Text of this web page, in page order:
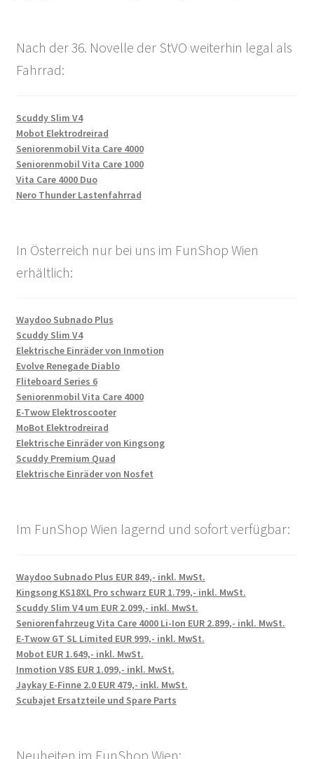
Nach der 36. Novelle der StVO weiterhin legal als
Fahrrad:
Scuddy Slim V4
Mobot Elektrodreirad
Seniorenmobil Vita Care 4000
Seniorenmobil Vita Care 1000
Vita Care 4000 Duo
Nero Thunder Lastenfahrrad
In Österreich nur bei uns im FunShop Wien
erhältlich:
Waydoo Subnado Plus
Scuddy Slim V4
Elektrische Einräder von Inmotion
Evolve Renegade Diablo
Fliteboard Series 6
Seniorenmobil Vita Care 4000
E-Twow Elektroscooter
MoBot Elektrodreirad
Elektrische Einräder von Kingsong
Scuddy Premium Quad
Elektrische Einräder von Nosfet
Im FunShop Wien lagernd und sofort verfügbar:
Waydoo Subnado Plus EUR 849,- inkl. MwSt.
Kingsong KS18XL Pro schwarz EUR 1.799,- inkl. MwSt.
Scuddy Slim V4 um EUR 2.099,- inkl. MwSt.
Seniorenfahrzeug Vita Care 4000 Li-Ion EUR 2.899,- inkl. MwSt.
E-Twow GT SL Limited EUR 999,- inkl. MwSt.
Mobot EUR 1.649,- inkl. MwSt.
Inmotion V8S EUR 1.099,- inkl. MwSt.
Jaykay E-Finne 2.0 EUR 479,- inkl. MwSt.
Scubajet Ersatzteile und Spare Parts
Neuheiten im FunShop Wien: